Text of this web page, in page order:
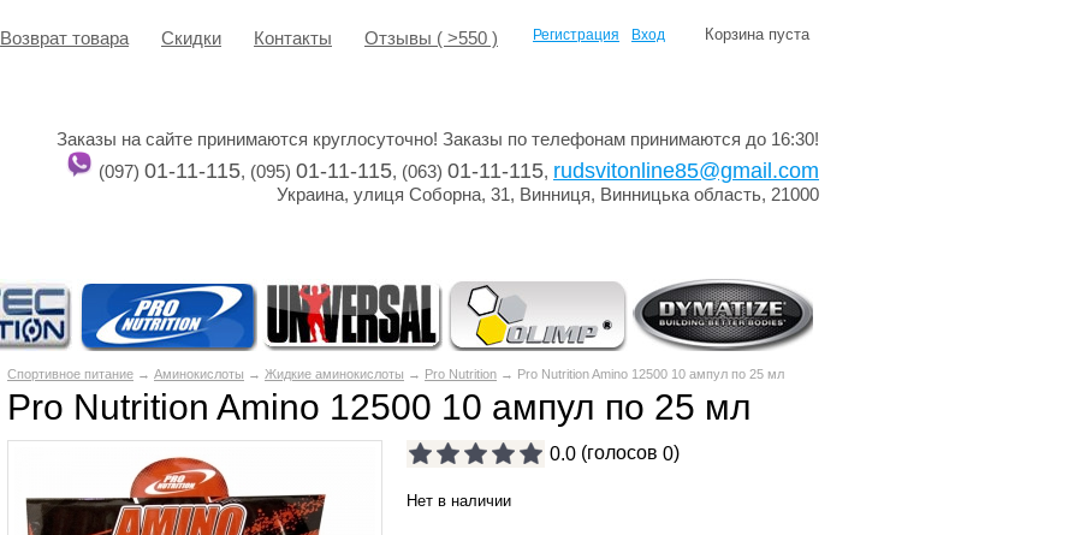
Возврат товара Cкидки Контакты
Отзывы ( >550 )
Корзина пуста
Регистрация Вход
Заказы на сайте принимаются круглосуточно! Заказы по телефонам принимаются до 16:30!
(097) 01-11-115, (095) 01-11-115, (063) 01-11-115, rudsvitonline85@gmail.com
Украина, улиця Соборна, 31, Винниця, Винницька область, 21000
Спортивное питание → Аминокислоты → Жидкие аминокислоты → Pro Nutrition → Pro Nutrition Amino 12500 10 ампул по 25 мл
Pro Nutrition Amino 12500 10 ампул по 25 мл
0.0 (голосов 0)
Нет в наличии